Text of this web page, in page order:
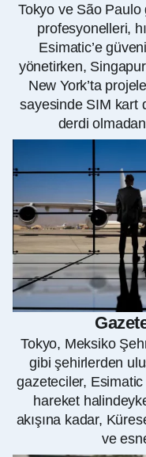
Tokyo ve São
profesyonelleri,
Esimatic’e
yönetirken,
New York’ta
sayesinde SIM kart
derdi
Tokyo, Meksiko
gibi şehirlerden
gazeteciler, Esimatic
hareket
akışına kadar,
ve